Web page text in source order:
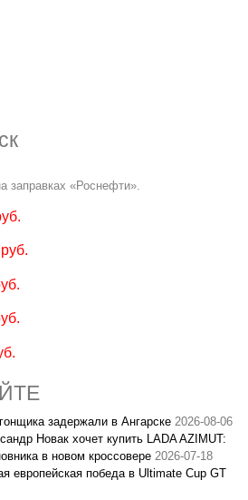
заправках «Роснефти».
задержали в Ангарске 2026-08-06
Новак хочет купить LADA AZIMUT:
в новом кроссовере 2026-07-18
европейская победа в Ultimate Cup GT